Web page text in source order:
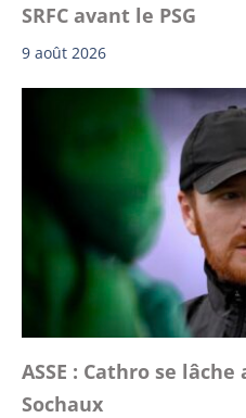
SRFC avant le PSG
9 août 2026
ASSE : Cathro se
Sochaux